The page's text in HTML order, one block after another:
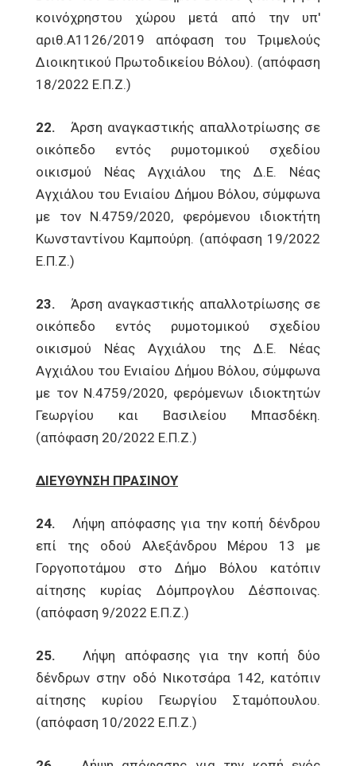
κοινόχρηστου χώρου μετά από την υπ'
αριθ.Α1126/2019 απόφαση του Τριμελούς
Διοικητικού Πρωτοδικείου Βόλου). (απόφαση
18/2022 Ε.Π.Ζ.)
22. Άρση αναγκαστικής απαλλοτρίωσης σε
οικόπεδο εντός ρυμοτομικού σχεδίου
οικισμού Νέας Αγχιάλου της Δ.Ε. Νέας
Αγχιάλου του Ενιαίου Δήμου Βόλου, σύμφωνα
με τον Ν.4759/2020, φερόμενου ιδιοκτήτη
Κωνσταντίνου Καμπούρη. (απόφαση 19/2022
Ε.Π.Ζ.)
23. Άρση αναγκαστικής απαλλοτρίωσης σε
οικόπεδο εντός ρυμοτομικού σχεδίου
οικισμού Νέας Αγχιάλου της Δ.Ε. Νέας
Αγχιάλου του Ενιαίου Δήμου Βόλου, σύμφωνα
με τον Ν.4759/2020, φερόμενων ιδιοκτητών
Γεωργίου και Βασιλείου Μπασδέκη.
(απόφαση 20/2022 Ε.Π.Ζ.)
ΔΙΕΥΘΥΝΣΗ ΠΡΑΣΙΝΟΥ
24.
Λήψη απόφασης για την κοπή δένδρου
επί της οδού Αλεξάνδρου Μέρου 13 με
Γοργοποτάμου στο Δήμο Βόλου κατόπιν
αίτησης κυρίας Δόμπρογλου Δέσποινας.
(απόφαση 9/2022 Ε.Π.Ζ.)
25. Λήψη απόφασης για την κοπή δύο
δένδρων στην οδό Νικοτσάρα 142, κατόπιν
αίτησης κυρίου Γεωργίου Σταμόπουλου.
(απόφαση 10/2022 Ε.Π.Ζ.)